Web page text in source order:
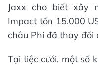
Jaxx cho biết xây
Impact tốn 15.000
châu Phi đã thay đổi
Tại tiệc cưới, một số